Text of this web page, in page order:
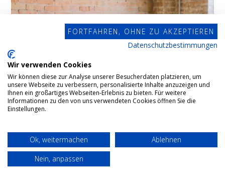
FORTFAHREN, OHNE ZU AKZEPTIEREN
Datenschutzbestimmungen
Wir verwenden Cookies
Wir können diese zur Analyse unserer Besucherdaten platzieren, um
unsere Webseite zu verbessern, personalisierte Inhalte anzuzeigen und
Ihnen ein großartiges Webseiten-Erlebnis zu bieten. Für weitere
Informationen zu den von uns verwendeten Cookies öffnen Sie die
Einstellungen.
Ok, weitermachen
Ablehnen
Nein, anpassen